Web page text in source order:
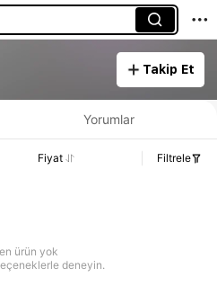
Takip Et
Yorumlar
Fiyat Filtrele
ürün yok
deneyin.